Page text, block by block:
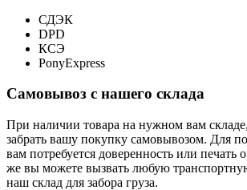
СДЭК
DPD
КСЭ
PonyExpress
Самовывоз с нашего склада
При наличии товара на нужном вам
забрать вашу покупку самовывозом. Для
вам потребуется доверенность или печать
же вы можете вызвать любую
наш склад для забора груза.